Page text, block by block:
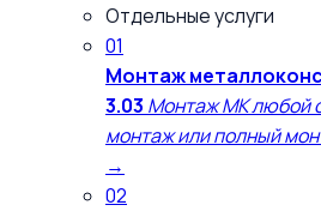
Отдельные услуги
01
Монтаж
3.03 Монтаж МК любой
монтаж или полный
→
02